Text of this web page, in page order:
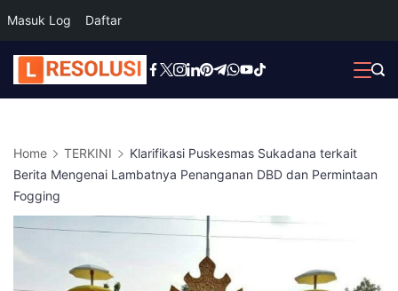
Masuk Log Daftar
Skip
to
Home TERKINI
Klarifikasi Puskesmas Sukadana terkait
Berita Mengenai Lambatnya Penanganan DBD dan Permintaan
Fogging